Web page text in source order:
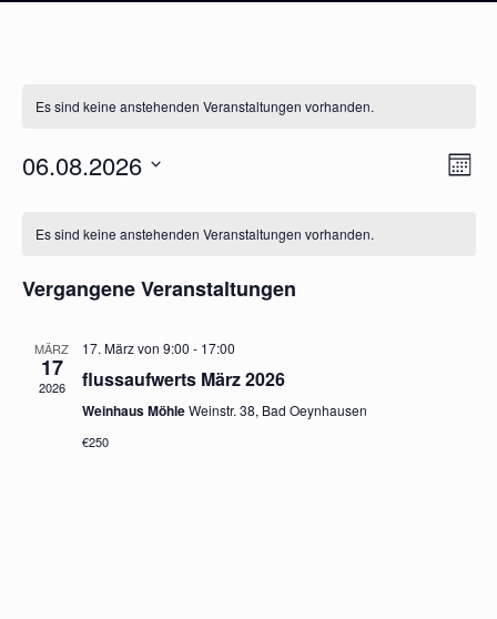
Es sind keine anstehenden Veranstaltungen vorhanden.
06.08.2026
von
Es sind keine anstehenden Veranstaltungen vorhanden.
Vergangene Veranstaltungen
MÄRZ
17
2026
17. März von 9:00 - 17:00
flussaufwerts März 2026
Weinhaus MöhleWeinstr. 38, Bad Oeynhausen
€250